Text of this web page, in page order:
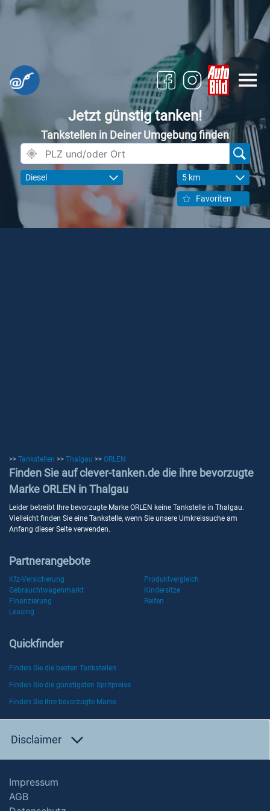
Jetzt günstig tanken!
Tankstellen in Deiner Umgebung finden
Diesel 5 km
Favoriten
>> Tankstellen >> Thalgau >> ORLEN
Finden Sie auf clever-tanken.de die ihre bevorzugte
Marke ORLEN in Thalgau
Leider betreibt Ihre bevorzugte Marke ORLEN keine Tankstelle in Thalgau.
Vielleicht finden Sie eine Tankstelle, wenn Sie unsere Umkreissuche am
Anfang dieser Seite verwenden.
Partnerangebote
Kfz-Versicherung
Produktvergleich
Gebrauchtwagenmarkt
Kindersitze
Finanzierung
Reifen
Leasing
Quickfinder
Finden Sie die besten Tankstellen
Finden Sie die günstigsten Spritpreise
Finden Sie Ihre bevorzugte Marke
Disclaimer
Impressum
AGB